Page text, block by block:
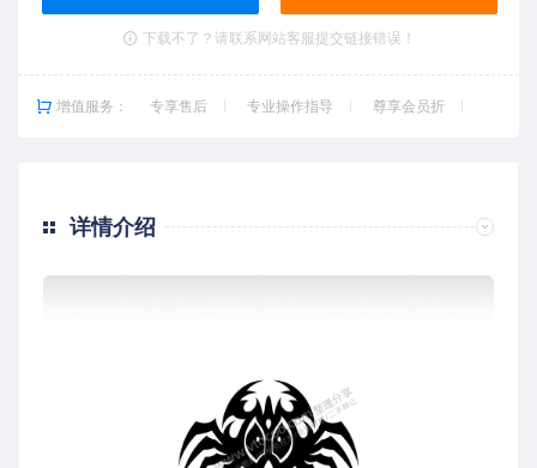
下载不了？请联系网站客服提交链接错误！
增值服务： 专享售后 专业操作指导 尊享会员折
详情介绍